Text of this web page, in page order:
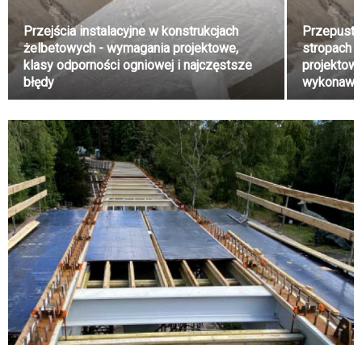
Przejścia instalacyjne w konstrukcjach
żelbetowych - wymagania projektowe,
klasy odporności ogniowej i najczęstsze
błędy
stropach